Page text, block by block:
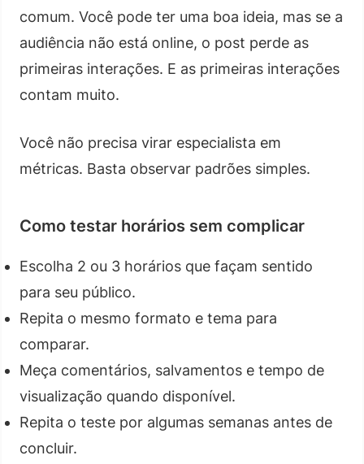
comum. Você pode ter uma boa ideia, mas se a
audiência não está online, o post perde as
primeiras interações. E as primeiras interações
contam muito.
Você não precisa virar especialista em
métricas. Basta observar padrões simples.
Como testar horários sem complicar
Escolha 2 ou 3 horários que façam sentido
para seu público.
Repita o mesmo formato e tema para
comparar.
Meça comentários, salvamentos e tempo de
visualização quando disponível.
Repita o teste por algumas semanas antes de
concluir.